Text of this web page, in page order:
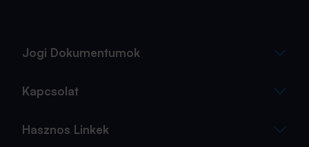
Jogi Dokumentumok
Kapcsolat
Hasznos Linkek